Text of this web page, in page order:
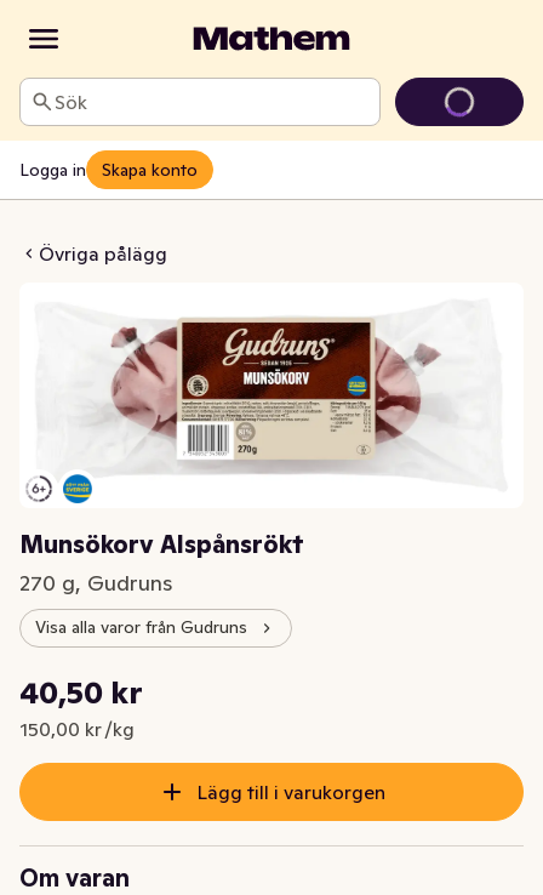
Sök
Logga in Skapa konto
Övriga pålägg
Alspånsrökt
Munsökorv Alspånsrökt
270 g, Gudruns
Visa alla varor från Gudruns
Nuvarande pris är: 40,50 kr
40,50 kr
150,00 kr /kg
Styckpris: 150,00 kr /kg
Lägg till i varukorgen
Om varan